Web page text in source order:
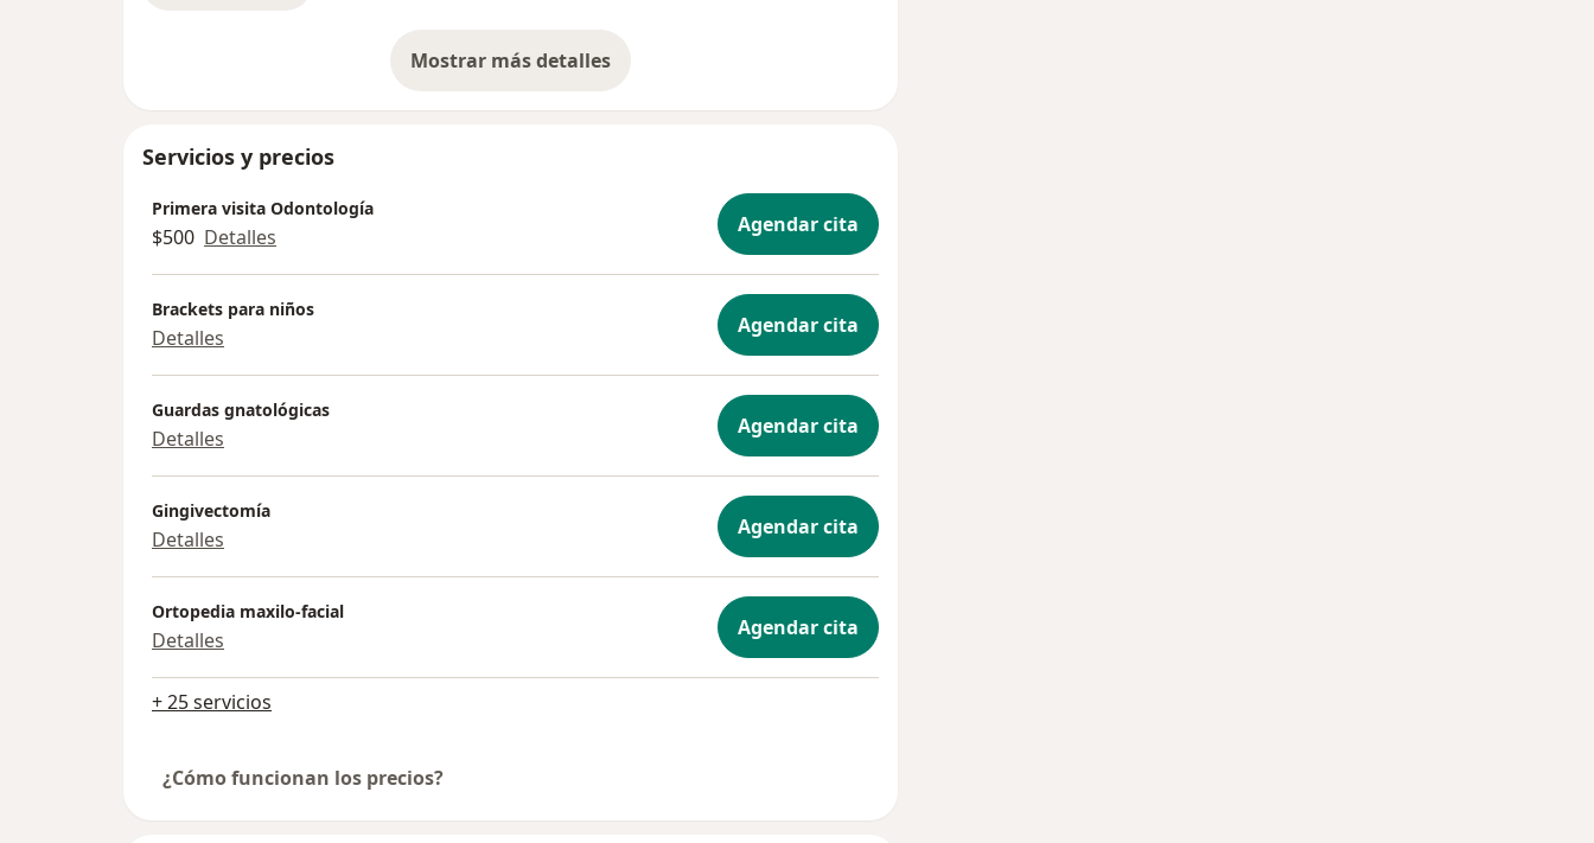
Mostrar más detalles
sobre la experiencia
Servicios y precios
Primera visita Odontología
$500 Detalles Agendar cita
Brackets para niños
Detalles Agendar cita
Guardas gnatológicas
Detalles Agendar cita
Gingivectomía
Detalles Agendar cita
Ortopedia maxilo-facial
Detalles Agendar cita
+ 25 servicios
¿Cómo funcionan los precios?